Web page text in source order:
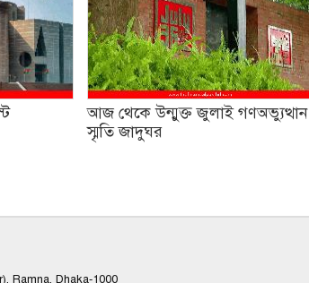
আজ থেকে উন্মুক্ত জুলাই গণঅভ্যুত্থান
স্মৃতি জাদুঘর
Ramna, Dhaka-1000